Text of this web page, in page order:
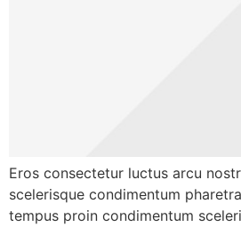
Eros consectetur luctus arcu
scelerisque condimentum
tempus proin condimentum